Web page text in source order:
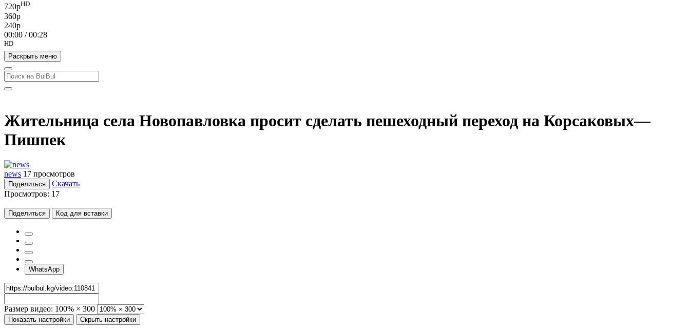
720pHD
360p
240p
00:00 /00:28
HD
Раскрыть меню
Жительница села Новопавловка просит сделать пешеходный переход на Корсаковых—
Пишпек
news 17 просмотров
Поделиться
Скачать
Просмотров: 17
Поделиться Код для вставки
WhatsApp
Размер видео: 100% × 300
Показать настройки Скрыть настройки